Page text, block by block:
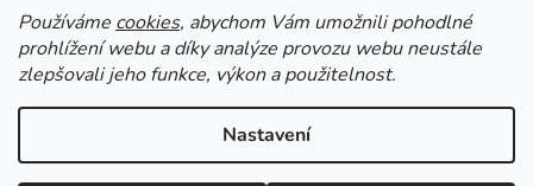
Používáme cookies, abychom Vám umožnili pohodlné
prohlížení webu a díky analýze provozu webu neustále
zlepšovali jeho funkce, výkon a použitelnost.
Nastavení
Doprava a platba Vrácení zboží Obchodní podmínky
Zásady ochrany OÚ a GDPR Magazín Kontakty